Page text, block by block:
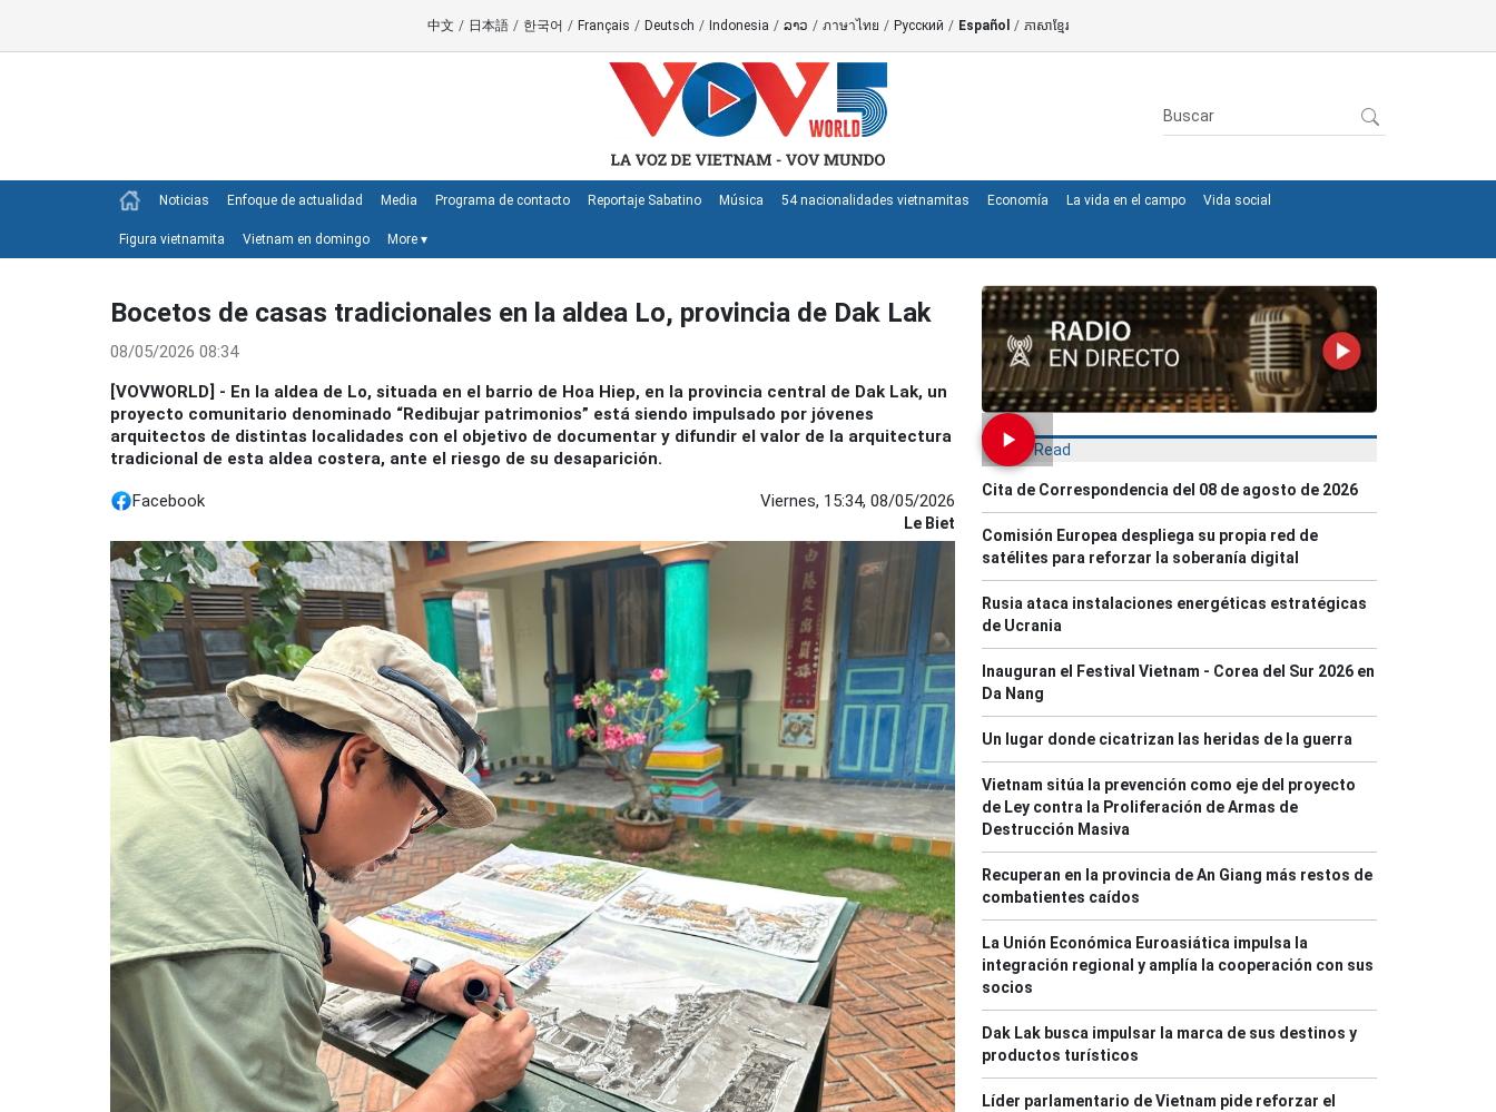
中文 / 日本語 / 한국어 / Français / Deutsch / Indonesia / ລາວ / ภาษาไทย / Русский / Español / ភាសាខ្មែរ
Noticias Enfoque de actualidad Media Programa de contacto Reportaje Sabatino Música 54 nacionalidades vietnamitas Economía La vida en el campo Vida social
Figura vietnamita Vietnam en domingo More ▾
Bocetos de casas tradicionales en la aldea Lo, provincia de Dak Lak
08/05/2026 08:34
[VOVWORLD] - En la aldea de Lo, situada en el barrio de Hoa Hiep, en la provincia central de Dak Lak, un
proyecto comunitario denominado “Redibujar patrimonios” está siendo impulsado por jóvenes
arquitectos de distintas localidades con el objetivo de documentar y difundir el valor de la arquitectura
tradicional de esta aldea costera, ante el riesgo de su desaparición.
Facebook Viernes, 15:34, 08/05/2026
Le Biet
Most Read
Cita de Correspondencia del 08 de agosto de 2026
Comisión Europea despliega su propia red de
satélites para reforzar la soberanía digital
Rusia ataca instalaciones energéticas estratégicas
de Ucrania
Inauguran el Festival Vietnam - Corea del Sur 2026 en
Da Nang
Un lugar donde cicatrizan las heridas de la guerra
Vietnam sitúa la prevención como eje del proyecto
de Ley contra la Proliferación de Armas de
Destrucción Masiva
Recuperan en la provincia de An Giang más restos de
combatientes caídos
La Unión Económica Euroasiática impulsa la
integración regional y amplía la cooperación con sus
socios
Dak Lak busca impulsar la marca de sus destinos y
productos turísticos
Líder parlamentario de Vietnam pide reforzar el